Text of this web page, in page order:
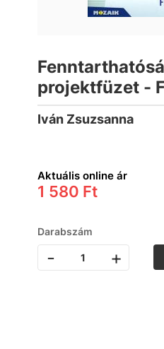
projektfüzet -
(Téma7)
Iván Zsuzsanna
Aktuális online ár
1 580 Ft
Darabszám
- +